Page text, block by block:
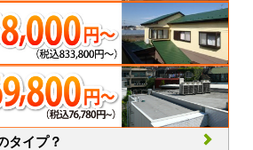
タイプ？